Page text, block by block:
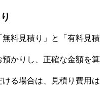
料見積り」と「有料見積
かりし、正確な金額を算
る場合は、見積り費用は